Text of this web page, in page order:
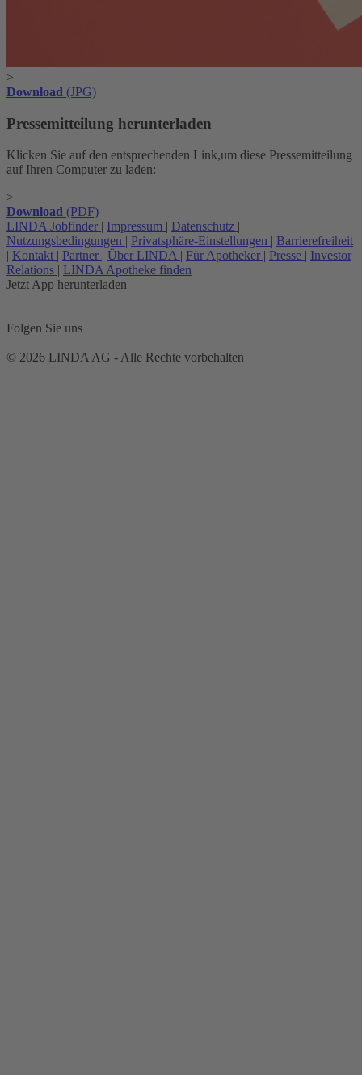
>
Download (JPG)
Pressemitteilung herunterladen
Klicken Sie auf den entsprechenden Link,um diese Pressemitteilung
auf Ihren Computer zu laden:
>
Download (PDF)
LINDA Jobfinder | Impressum | Datenschutz |
Nutzungsbedingungen | Privatsphäre-Einstellungen | Barrierefreiheit
| Kontakt | Partner | Über LINDA | Für Apotheker | Presse | Investor
Relations | LINDA Apotheke finden
Jetzt App herunterladen
Folgen Sie uns
© 2026 LINDA AG - Alle Rechte vorbehalten